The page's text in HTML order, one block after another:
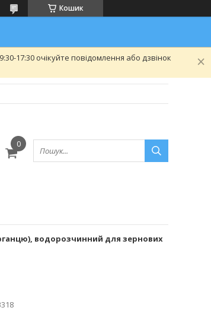
Кошик
17:30 очікуйте повідомлення або дзвінок
водорозчинний для зернових